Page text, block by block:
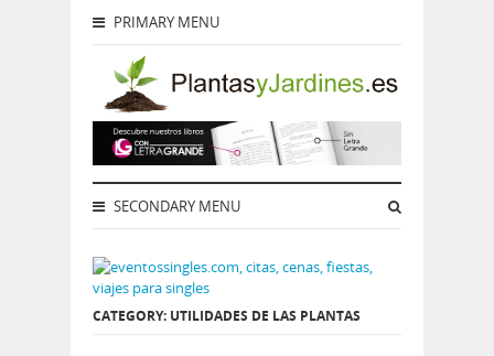
PRIMARY MENU
SECONDARY MENU
CATEGORY: UTILIDADES DE LAS PLANTAS